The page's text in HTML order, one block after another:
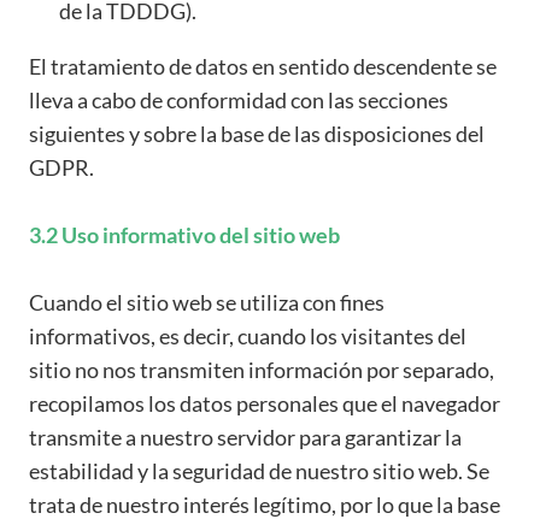
de la TDDDG).
El tratamiento de datos en sentido descendente se
lleva a cabo de conformidad con las secciones
siguientes y sobre la base de las disposiciones del
GDPR.
3.2 Uso informativo del sitio web
Cuando el sitio web se utiliza con fines
informativos, es decir, cuando los visitantes del
sitio no nos transmiten información por separado,
recopilamos los datos personales que el navegador
transmite a nuestro servidor para garantizar la
estabilidad y la seguridad de nuestro sitio web. Se
trata de nuestro interés legítimo, por lo que la base